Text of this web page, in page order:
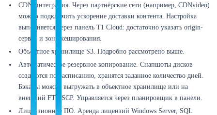
CDN-интеграция. Через партнёрские сети (например, CDNvideo)
можно подключить ускорение доставки контента. Настройка
выполняется через панель T1 Cloud: достаточно указать origin-
сервер и зону кеширования.
Объектное хранилище S3. Подробно рассмотрено выше.
Автоматическое резервное копирование. Снапшоты дисков
создаются по расписанию, хранятся заданное количество дней.
Бэкапы можно выгружать в объектное хранилище или на
внешний FTP/SCP. Управляется через планировщик в панели.
Лицензионное ПО. Аренда лицензий Windows Server, SQL